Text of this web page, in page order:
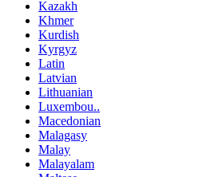
Kazakh
Khmer
Kurdish
Kyrgyz
Latin
Latvian
Lithuanian
Luxembou..
Macedonian
Malagasy
Malay
Malayalam